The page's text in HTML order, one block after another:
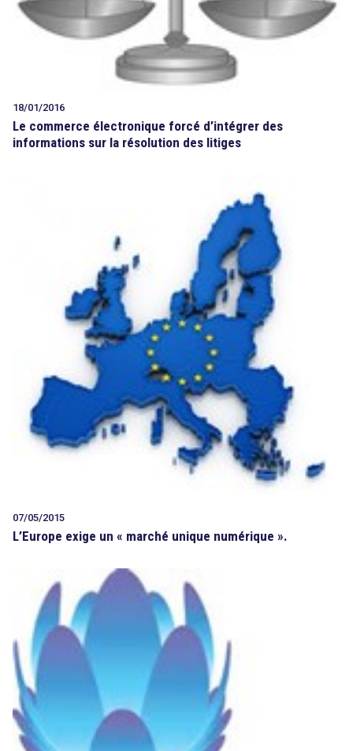
18/01/2016
Le commerce électronique forcé d’intégrer des
informations sur la résolution des litiges
07/05/2015
L’Europe exige un « marché unique numérique ».